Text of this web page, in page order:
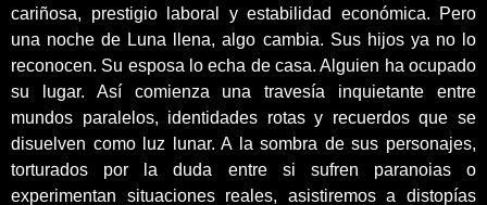
cariñosa, prestigio laboral y estabilidad económica. Pero
una noche de Luna llena, algo cambia. Sus hijos ya no lo
reconocen. Su esposa lo echa de casa. Alguien ha ocupado
su lugar. Así comienza una travesía inquietante entre
mundos paralelos, identidades rotas y recuerdos que se
disuelven como luz lunar. A la sombra de sus personajes,
torturados por la duda entre si sufren paranoias o
experimentan situaciones reales, asistiremos a distopías